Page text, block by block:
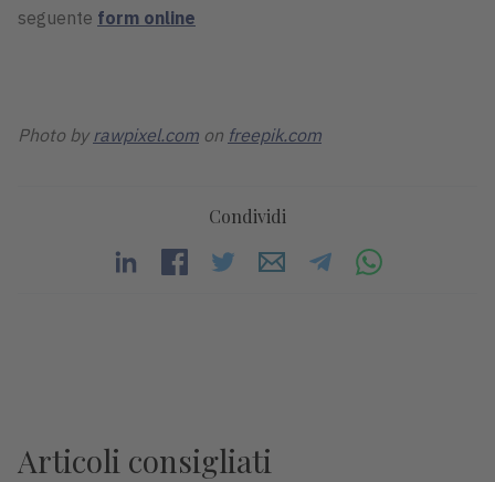
seguente form online
Photo by rawpixel.com on freepik.com
Condividi
Articoli consigliati